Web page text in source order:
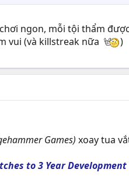
ngon, mỗi tội thẩm
vui (và killstreak nữa
)
Games) xoay tua
to 3 Year Development